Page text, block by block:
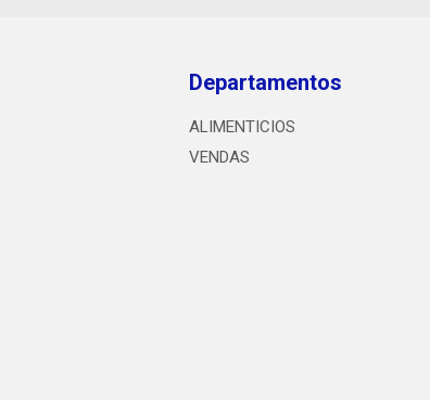
Departamentos
ALIMENTICIOS
VENDAS